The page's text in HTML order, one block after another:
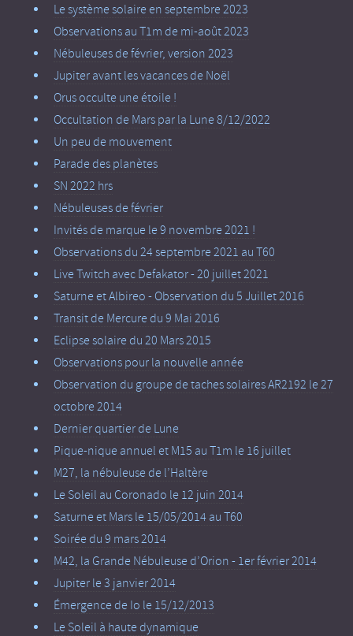
Le système solaire en septembre 2023
Observations au T1m de mi-août 2023
Nébuleuses de février, version 2023
Jupiter avant les vacances de Noël
Orus occulte une étoile !
Occultation de Mars par la Lune 8/12/2022
Un peu de mouvement
Parade des planètes
SN 2022 hrs
Nébuleuses de février
Invités de marque le 9 novembre 2021 !
Observations du 24 septembre 2021 au T60
Live Twitch avec Defakator - 20 juillet 2021
Saturne et Albireo - Observation du 5 Juillet 2016
Transit de Mercure du 9 Mai 2016
Eclipse solaire du 20 Mars 2015
Observations pour la nouvelle année
Observation du groupe de taches solaires AR2192 le 27
octobre 2014
Dernier quartier de Lune
Pique-nique annuel et M15 au T1m le 16 juillet
M27, la nébuleuse de l’Haltère
Le Soleil au Coronado le 12 juin 2014
Saturne et Mars le 15/05/2014 au T60
Soirée du 9 mars 2014
M42, la Grande Nébuleuse d’Orion - 1er février 2014
Jupiter le 3 janvier 2014
Émergence de Io le 15/12/2013
Le Soleil à haute dynamique